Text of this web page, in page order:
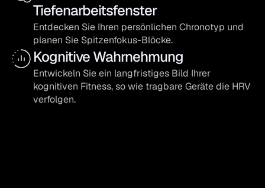
Tiefenarbeitsfenster
Entdecken Sie Ihren persönlichen Chronotyp und
planen Sie Spitzenfokus-Blöcke.
Kognitive Wahrnehmung
Entwickeln Sie ein langfristiges Bild Ihrer
kognitiven Fitness, so wie tragbare Geräte die HRV
verfolgen.